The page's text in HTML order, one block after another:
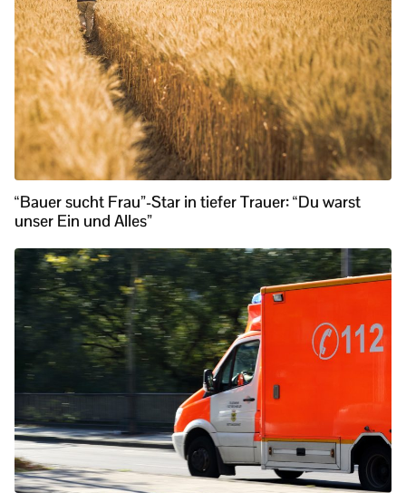
“Bauer sucht Frau”-Star in tiefer Trauer: “Du warst
unser Ein und Alles”